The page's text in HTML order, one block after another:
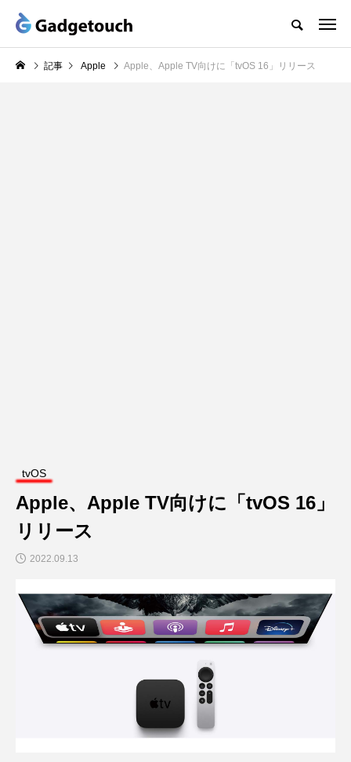
記事 Apple Apple、Apple TV向けに「tvOS 16」リリース
tvOS
Apple、Apple TV向けに「tvOS 16」
リリース
2022.09.13